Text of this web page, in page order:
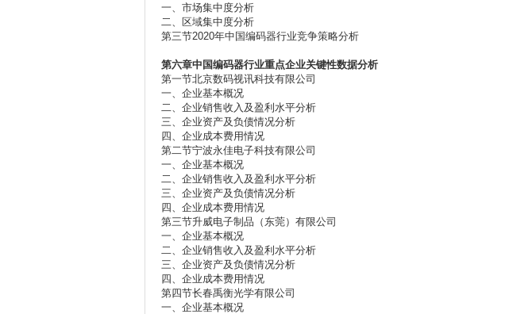
一、市场集中度分析
二、区域集中度分析
第三节2020年中国编码器行业竞争策略分析
第六章中国编码器行业重点企业关键性数据分析
第一节北京数码视讯科技有限公司
一、企业基本概况
二、企业销售收入及盈利水平分析
三、企业资产及负债情况分析
四、企业成本费用情况
第二节宁波永佳电子科技有限公司
一、企业基本概况
二、企业销售收入及盈利水平分析
三、企业资产及负债情况分析
四、企业成本费用情况
第三节升威电子制品（东莞）有限公司
一、企业基本概况
二、企业销售收入及盈利水平分析
三、企业资产及负债情况分析
四、企业成本费用情况
第四节长春禹衡光学有限公司
一、企业基本概况